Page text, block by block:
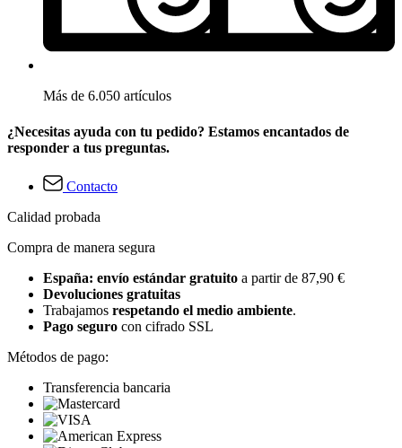
Más de 6.050 artículos
¿Necesitas ayuda con tu pedido? Estamos encantados de
responder a tus preguntas.
Contacto
Calidad probada
Compra de manera segura
España: envío estándar gratuito a partir de 87,90 €
Devoluciones gratuitas
Trabajamos respetando el medio ambiente.
Pago seguro con cifrado SSL
Métodos de pago:
Transferencia bancaria